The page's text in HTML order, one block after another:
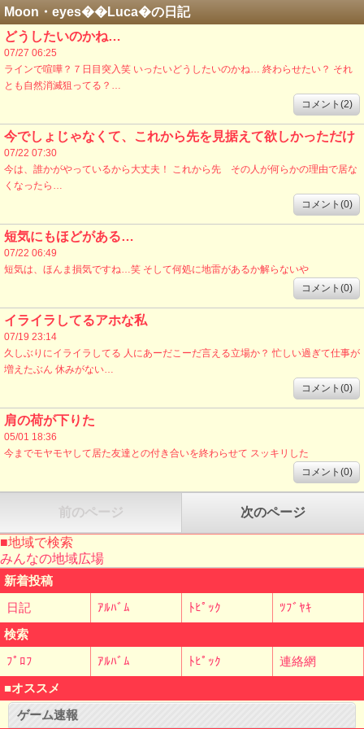
Moon・eyes��Luca�の日記
どうしたいのかね…
07/27 06:25
ラインで喧嘩？７日目突入笑 いったいどうしたいのかね… 終わらせたい？ それ
とも自然消滅狙ってる？…
コメント(2)
今でしょじゃなくて、これから先を見据えて欲しかっただけ
07/22 07:30
今は、誰かがやっているから大丈夫！ これから先 その人が何らかの理由で居な
くなったら…
コメント(0)
短気にもほどがある…
07/22 06:49
短気は、ほんま損気ですね…笑 そして何処に地雷があるか解らないや
コメント(0)
イライラしてるアホな私
07/19 23:14
久しぶりにイライラしてる 人にあーだこーだ言える立場か？ 忙しい過ぎて仕事が
増えたぶん 休みがない…
コメント(0)
肩の荷が下りた
05/01 18:36
今までモヤモヤして居た友達との付き合いを終わらせて スッキリした
コメント(0)
前のページ 次のページ
■地域で検索
みんなの地域広場
新着投稿
日記
ｱﾙﾊﾞﾑ ﾄﾋﾟｯｸ
ﾂﾌﾞﾔｷ
検索
ﾌﾟﾛﾌ
ｱﾙﾊﾞﾑ ﾄﾋﾟｯｸ
連絡網
■オススメ
ゲーム速報